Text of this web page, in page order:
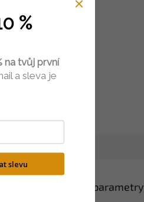
Doplňkové parametry
%
na tvůj první
a sleva je
slevu